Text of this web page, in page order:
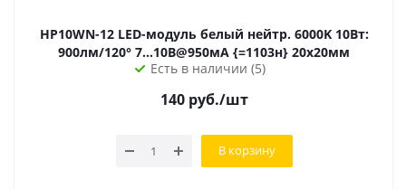
HP10WN-12 LED-модуль белый нейтр. 6000K 10Вт:
900лм/120° 7...10В@950мА {=1103н} 20х20мм
Есть в наличии (5)
140руб./шт
В корзину